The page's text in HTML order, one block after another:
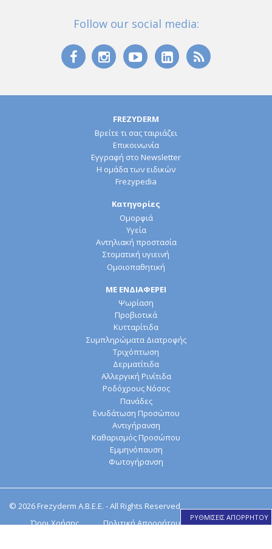
Follow our social media:
FREZYDERM
Βρείτε τι σας ταιριάζει
Επικοινωνία
Εγγραφή στο Newsletter
Η ομάδα των ειδικών
Frezypedia
Κατηγορίες
Ομορφιά
Υγεία
Αντηλιακή προστασία
Στοματική υγιεινή
Ομοιοπαθητική
ΜΕ ΕΝΔΙΑΦΕΡΕΙ
Ψωρίαση
Προβιοτικά
Κυτταρίτιδα
Συμπληρώματα Διατροφής
Τριχόπτωση
Δερματίτιδα
Αλλεργική Ρινίτιδα
Ροδόχρους Νόσος
Πανάδες
Ενυδάτωση Προσώπου
Αντιγήρανση
Καθαρισμός Προσώπου
Εμμηνόπαυση
Φωτογήρανση
ΡΥΘΜΙΣΕΙΣ ΑΠΟΡΡΗΤΟΥ
© 2026 Frezyderm Α.Β.Ε.Ε. - All Rights Reserved
Όροι Χρήσης
Πολιτική Απορρήτου